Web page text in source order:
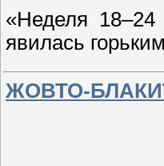
«Неделя 18–24
явилась
ЖОВТО-